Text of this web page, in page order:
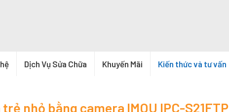
Dịch Vụ Sửa Chữa Khuyến Mãi Kiến thức và tư vấn
nhỏ bằng camera IMOU IPC-S21FTP